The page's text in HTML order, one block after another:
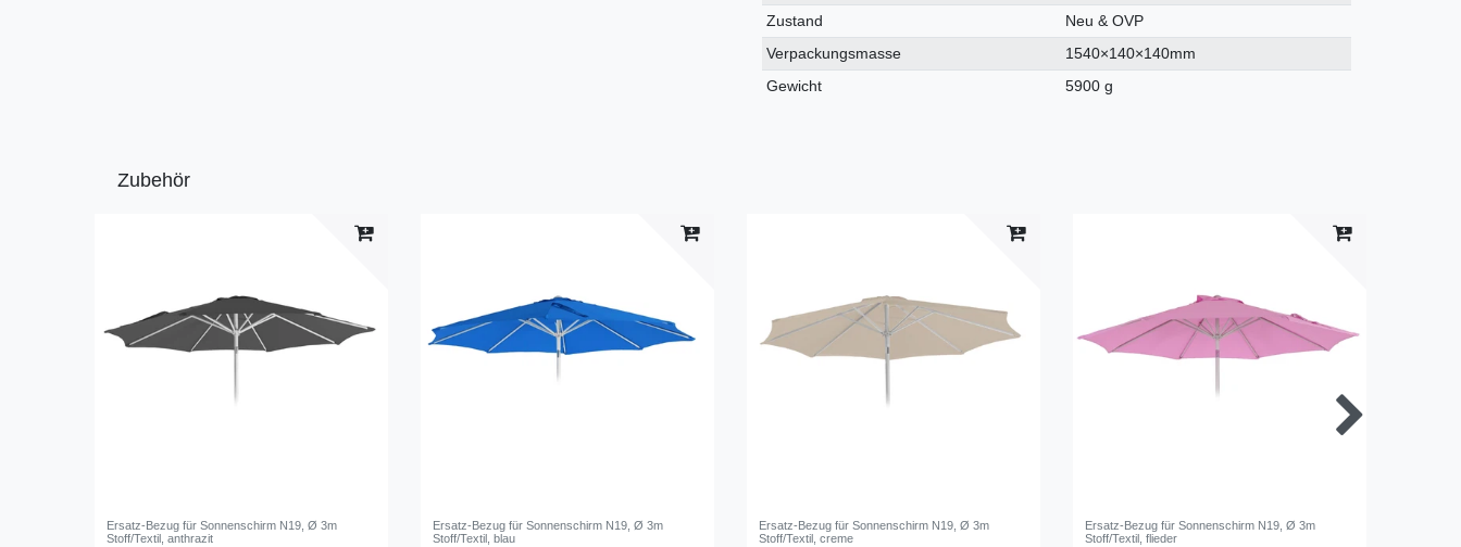
Merkmal
Zustand
Neu & OVP
Verpackungsmasse
1540×140×140mm
Gewicht
5900 g
Zubehör
Ersatz-Bezug für Sonnenschirm N19, Ø 3m
Stoff/Textil, anthrazit
Ersatz-Bezug für Sonnenschirm N19, Ø 3m
Stoff/Textil, blau
Ersatz-Bezug für Sonnenschirm N19, Ø 3m
Stoff/Textil, creme
Ersatz-Bezug für Sonnenschirm N19, Ø 3m
Stoff/Textil, flieder